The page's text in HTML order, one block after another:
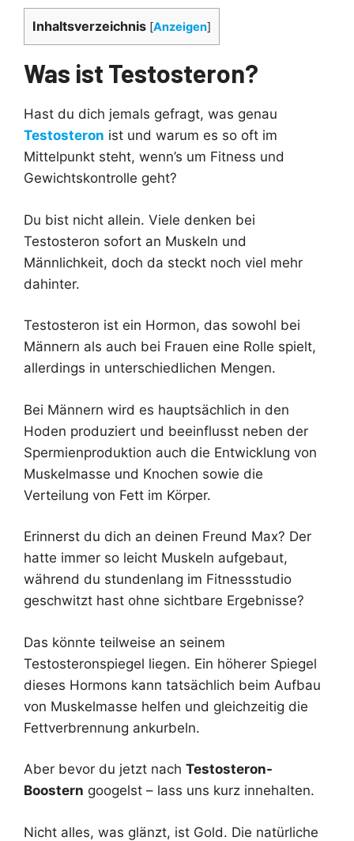
Inhaltsverzeichnis [Anzeigen]
Was ist Testosteron?
Hast du dich jemals gefragt, was genau
Testosteron ist und warum es so oft im
Mittelpunkt steht, wenn’s um Fitness und
Gewichtskontrolle geht?
Du bist nicht allein. Viele denken bei
Testosteron sofort an Muskeln und
Männlichkeit, doch da steckt noch viel mehr
dahinter.
Testosteron ist ein Hormon, das sowohl bei
Männern als auch bei Frauen eine Rolle spielt,
allerdings in unterschiedlichen Mengen.
Bei Männern wird es hauptsächlich in den
Hoden produziert und beeinflusst neben der
Spermienproduktion auch die Entwicklung von
Muskelmasse und Knochen sowie die
Verteilung von Fett im Körper.
Erinnerst du dich an deinen Freund Max? Der
hatte immer so leicht Muskeln aufgebaut,
während du stundenlang im Fitnessstudio
geschwitzt hast ohne sichtbare Ergebnisse?
Das könnte teilweise an seinem
Testosteronspiegel liegen. Ein höherer Spiegel
dieses Hormons kann tatsächlich beim Aufbau
von Muskelmasse helfen und gleichzeitig die
Fettverbrennung ankurbeln.
Aber bevor du jetzt nach Testosteron-
Boostern googelst – lass uns kurz innehalten.
Nicht alles, was glänzt, ist Gold. Die natürliche